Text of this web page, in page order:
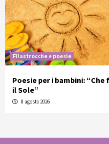
Filastrocche e poesie
Poesie per i bambini: “Che
il Sole”
8 agosto 2026